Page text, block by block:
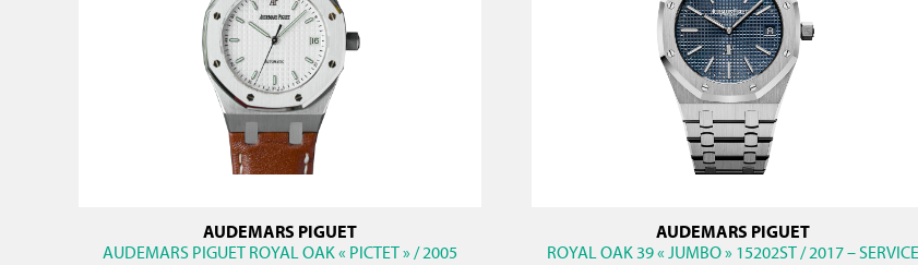
AUDEMARS PIGUET
AUDEMARS PIGUET ROYAL OAK « PICTET » / 2005
AUDEMARS PIGUET
ROYAL OAK 39 « JUMBO » 15202ST / 2017 – SERVICE